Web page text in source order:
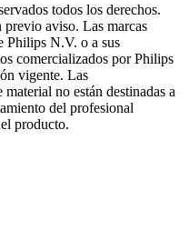
todos los derechos.
previo aviso. Las marcas
Philips N.V. o a sus
comercializados por Philips
vigente. Las
no están destinadas a
del profesional
producto.